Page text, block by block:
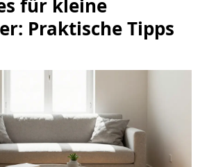
für kleine
Praktische Tipps